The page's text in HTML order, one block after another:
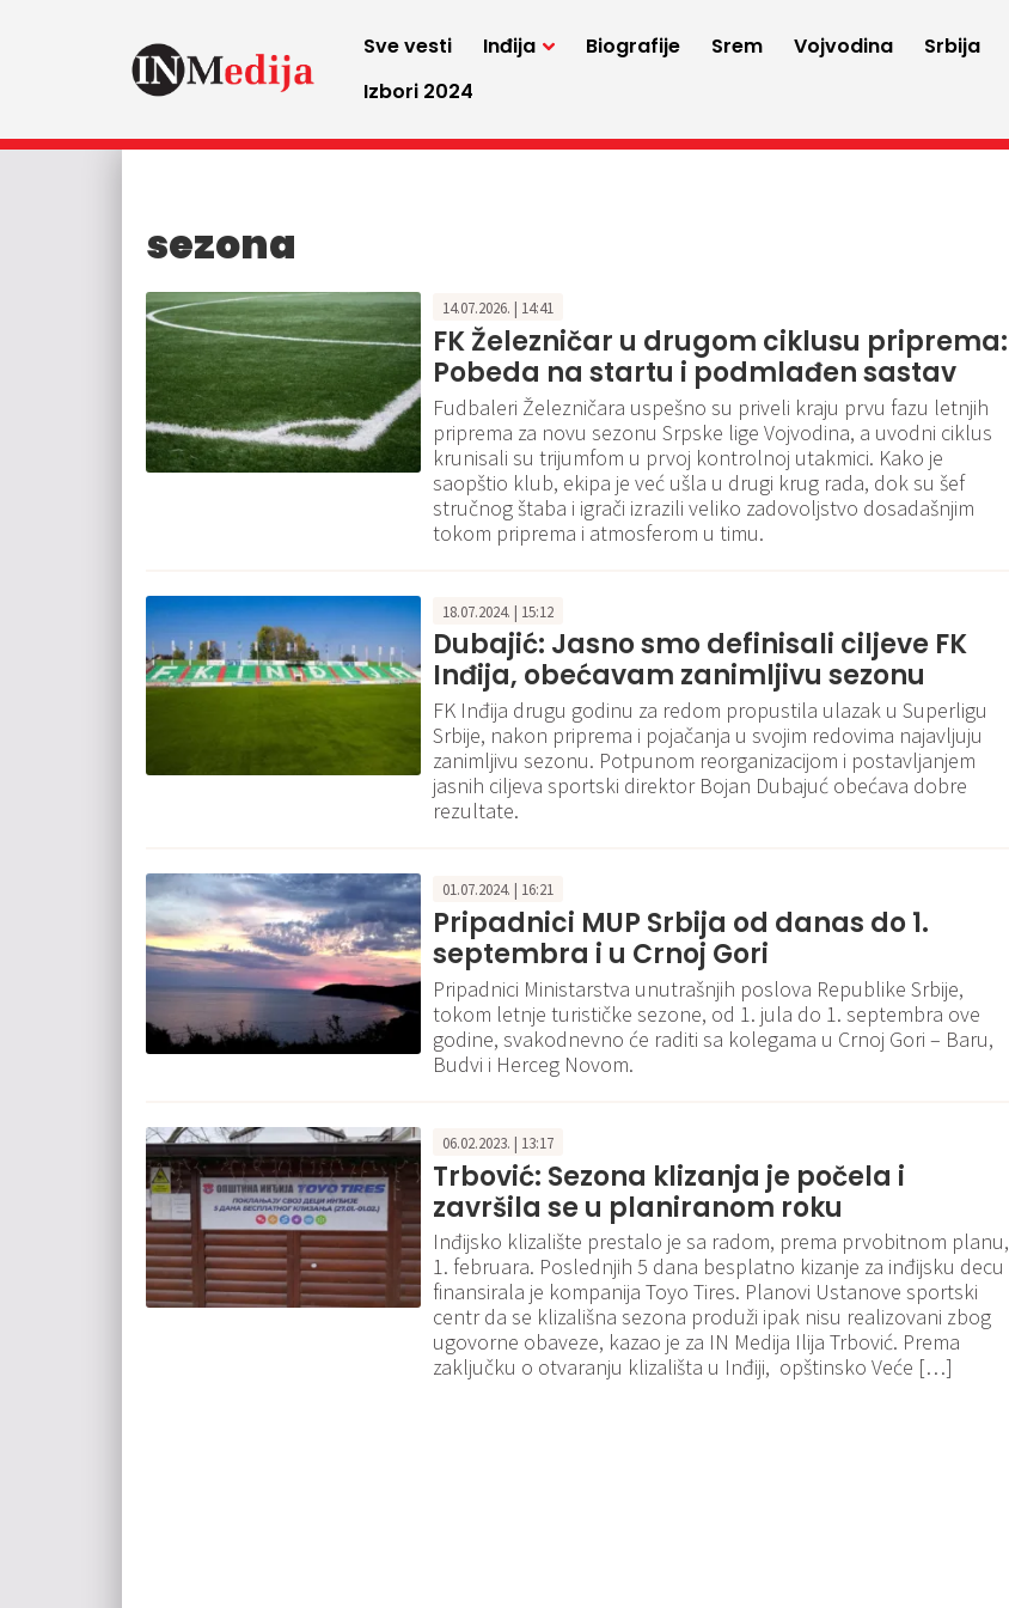
Sve vesti Inđija Biografije Srem Vojvodina Srbija
Izbori 2024
sezona
14.07.2026. | 14:41
FK Železničar u drugom ciklusu priprema:
Pobeda na startu i podmlađen sastav
Fudbaleri Železničara uspešno su priveli kraju prvu fazu letnjih
priprema za novu sezonu Srpske lige Vojvodina, a uvodni ciklus
krunisali su trijumfom u prvoj kontrolnoj utakmici. Kako je
saopštio klub, ekipa je već ušla u drugi krug rada, dok su šef
stručnog štaba i igrači izrazili veliko zadovoljstvo dosadašnjim
tokom priprema i atmosferom u timu.
18.07.2024. | 15:12
Dubajić: Jasno smo definisali ciljeve FK
Inđija, obećavam zanimljivu sezonu
FK Inđija drugu godinu za redom propustila ulazak u Superligu
Srbije, nakon priprema i pojačanja u svojim redovima najavljuju
zanimljivu sezonu. Potpunom reorganizacijom i postavljanjem
jasnih ciljeva sportski direktor Bojan Dubajuć obećava dobre
rezultate.
01.07.2024. | 16:21
Pripadnici MUP Srbija od danas do 1.
septembra i u Crnoj Gori
Pripadnici Ministarstva unutrašnjih poslova Republike Srbije,
tokom letnje turističke sezone, od 1. jula do 1. septembra ove
godine, svakodnevno će raditi sa kolegama u Crnoj Gori – Baru,
Budvi i Herceg Novom.
06.02.2023. | 13:17
Trbović: Sezona klizanja je počela i
završila se u planiranom roku
Inđijsko klizalište prestalo je sa radom, prema prvobitnom planu,
1. februara. Poslednjih 5 dana besplatno kizanje za inđijsku decu
finansirala je kompanija Toyo Tires. Planovi Ustanove sportski
centr da se klizališna sezona produži ipak nisu realizovani zbog
ugovorne obaveze, kazao je za IN Medija Ilija Trbović. Prema
zaključku o otvaranju klizališta u Inđiji, opštinsko Veće […]